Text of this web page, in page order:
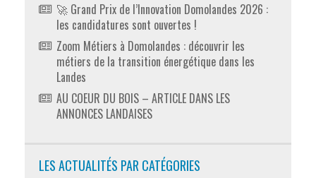
🚀 Grand Prix de l’Innovation Domolandes 2026 :
les candidatures sont ouvertes !
Zoom Métiers à Domolandes : découvrir les
métiers de la transition énergétique dans les
Landes
AU COEUR DU BOIS – ARTICLE DANS LES
ANNONCES LANDAISES
LES ACTUALITÉS PAR CATÉGORIES